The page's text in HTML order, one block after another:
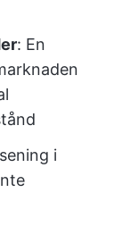
: En
i